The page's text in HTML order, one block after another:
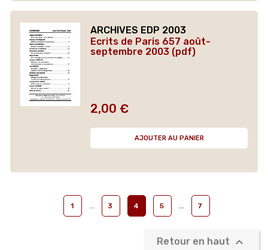
ARCHIVES EDP 2003
Ecrits de Paris 657 août-
septembre 2003 (pdf)
Prix
2,00 €
AJOUTER AU PANIER
1 3 4 5 7
Retour en haut 